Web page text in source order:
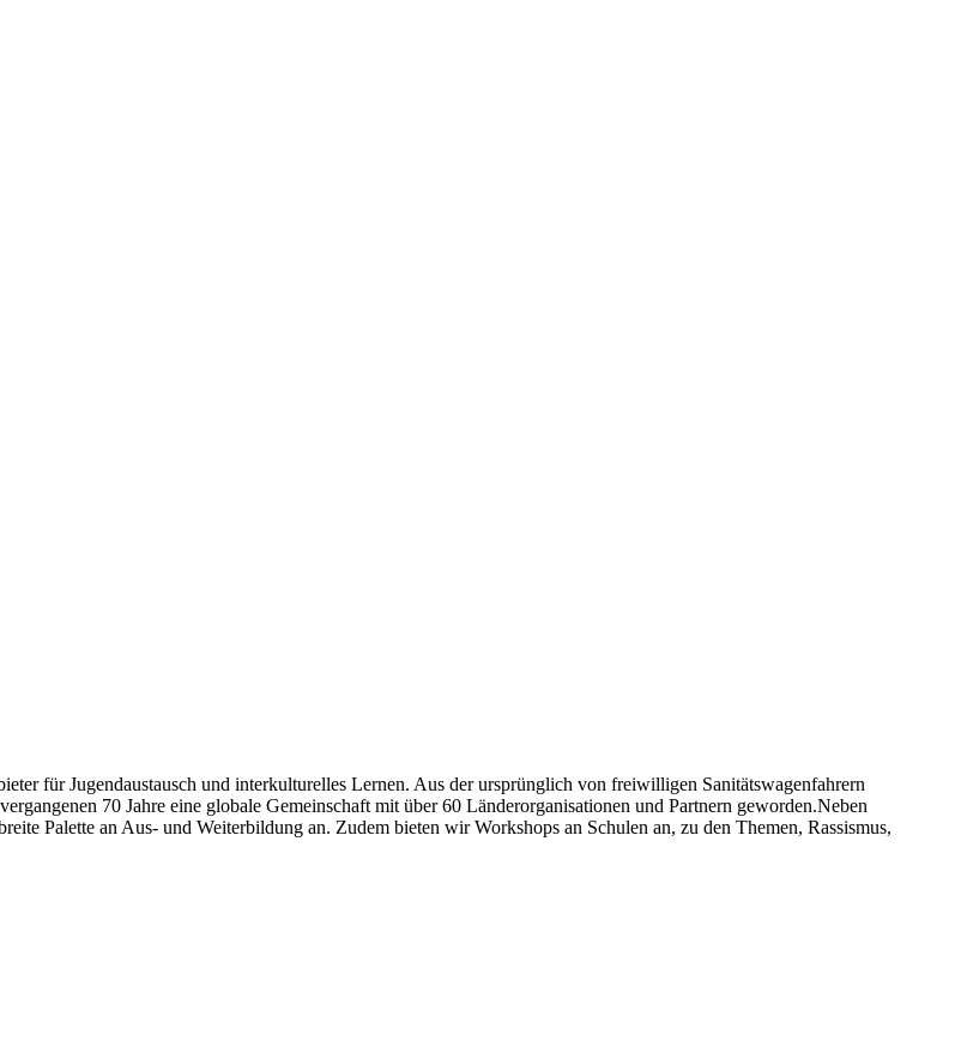
für Jugendaustausch und interkulturelles Lernen. Aus der ursprünglich von freiwilligen Sanitätswagenfahrern
70 Jahre eine globale Gemeinschaft mit über 60 Länderorganisationen und Partnern geworden.Neben
Palette an Aus- und Weiterbildung an. Zudem bieten wir Workshops an Schulen an, zu den Themen, Rassismus,